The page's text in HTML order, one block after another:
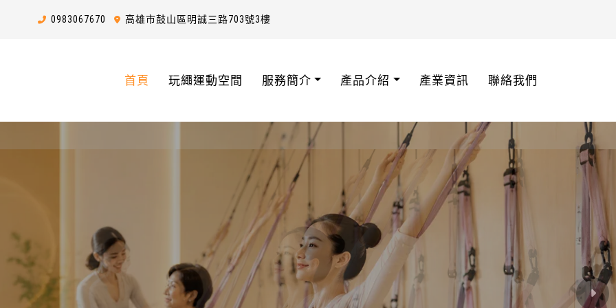
0983067670 高雄市鼓山區明誠三路703號3樓
首頁 玩繩運動空間 服務簡介 產品介紹 產業資訊 聯絡我們